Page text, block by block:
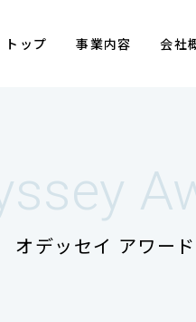
トップ 事業内容 会社
オデッセイ アワード